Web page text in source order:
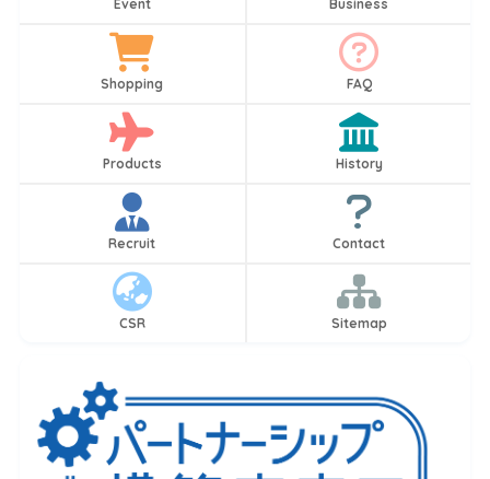
Event Business
Shopping FAQ
Products History
Recruit Contact
CSR Sitemap